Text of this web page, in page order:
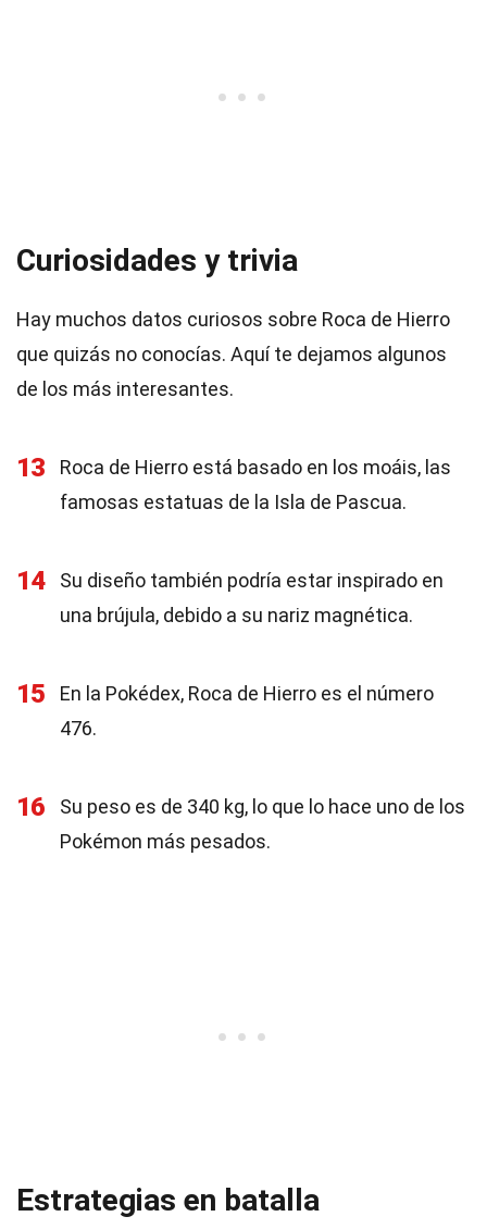
Curiosidades y trivia
Hay muchos datos curiosos sobre Roca de Hierro
que quizás no conocías. Aquí te dejamos algunos
de los más interesantes.
13
Roca de Hierro está basado en los moáis, las
famosas estatuas de la Isla de Pascua.
14
Su diseño también podría estar inspirado en
una brújula, debido a su nariz magnética.
15
En la Pokédex, Roca de Hierro es el número
476.
16
Su peso es de 340 kg, lo que lo hace uno de los
Pokémon más pesados.
Estrategias en batalla